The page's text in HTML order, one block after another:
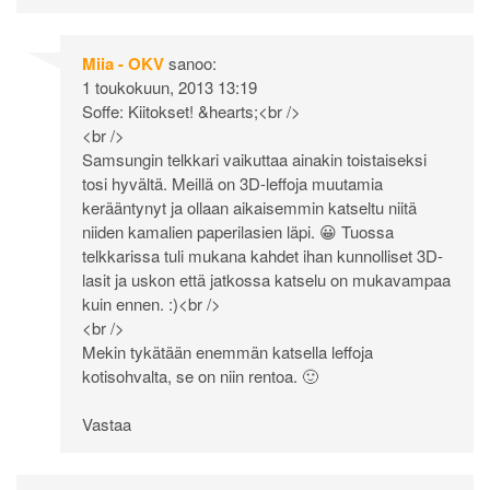
Miia - OKVsanoo:
1 toukokuun, 2013 13:19
Soffe: Kiitokset! &hearts;<br />
<br />
Samsungin telkkari vaikuttaa ainakin toistaiseksi
tosi hyvältä. Meillä on 3D-leffoja muutamia
kerääntynyt ja ollaan aikaisemmin katseltu niitä
niiden kamalien paperilasien läpi. 😀 Tuossa
telkkarissa tuli mukana kahdet ihan kunnolliset 3D-
lasit ja uskon että jatkossa katselu on mukavampaa
kuin ennen. :)<br />
<br />
Mekin tykätään enemmän katsella leffoja
kotisohvalta, se on niin rentoa. 🙂
Vastaa